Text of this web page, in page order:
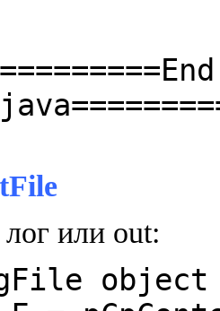
или out:
object